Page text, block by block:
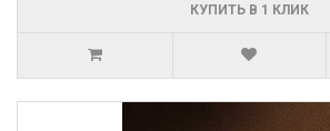
КУПИТЬ В 1 КЛИК